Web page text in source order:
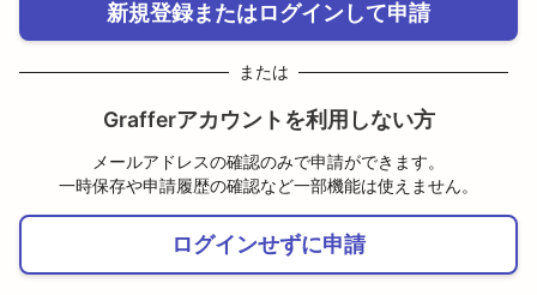
新規登録またはログインして申請
または
Grafferアカウントを利用しない方
メールアドレスの確認のみで申請ができます。
一時保存や申請履歴の確認など一部機能は使えません。
ログインせずに申請